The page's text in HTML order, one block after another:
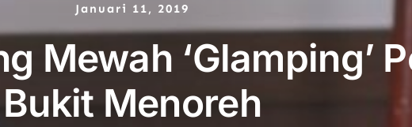
Januari 11, 2019
Mewah ‘Glamping’
Bukit Menoreh